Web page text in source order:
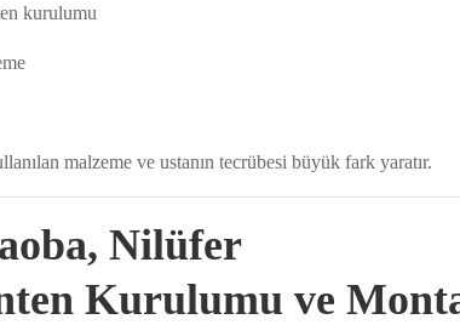
kurulumu
malzeme ve ustanın tecrübesi büyük fark yaratır.
Nilüfer
Kurulumu ve